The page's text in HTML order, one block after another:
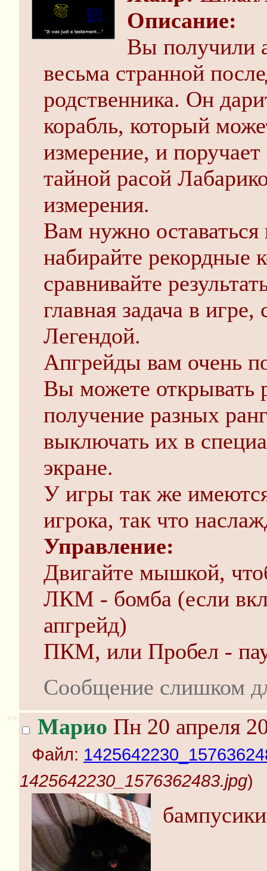
Описание:
Вы получили
весьма странной
родственника. Он
корабль, который
измерение, и
тайной расой
измерения.
Вам нужно
набирайте рекордные
сравнивайте
главная задача в
Легендой.
Апгрейды вам очень
Вы можете открывать
получение разных
выключать их в
экране.
У игры так же
игрока, так что
Управление:
Двигайте мышкой,
ЛКМ - бомба (если
апгрейд)
ПКМ, или Пробел -
Сообщение слишком
>> Марио Пн 20 апреля
Файл:
1425642230_1576362483.jpg)
бампусики